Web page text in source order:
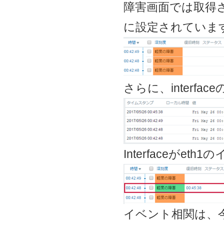
障害画面では取得
に設定されていま
さらに、interface
Interfaceがeth1の
イベント相関は、